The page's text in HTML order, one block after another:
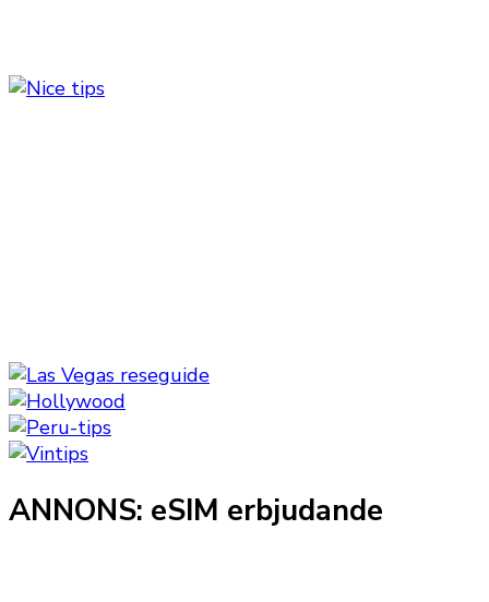
ANNONS: eSIM erbjudande